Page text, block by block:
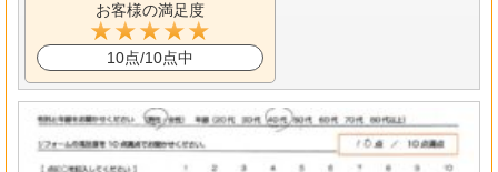
お客様の満足度
10点/10点中